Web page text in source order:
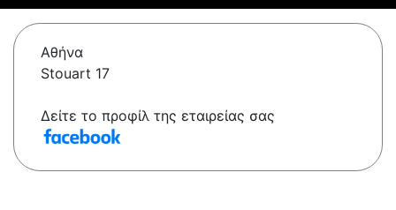
Αθήνα
Stouart 17
Δείτε το προφίλ της εταιρείας σας